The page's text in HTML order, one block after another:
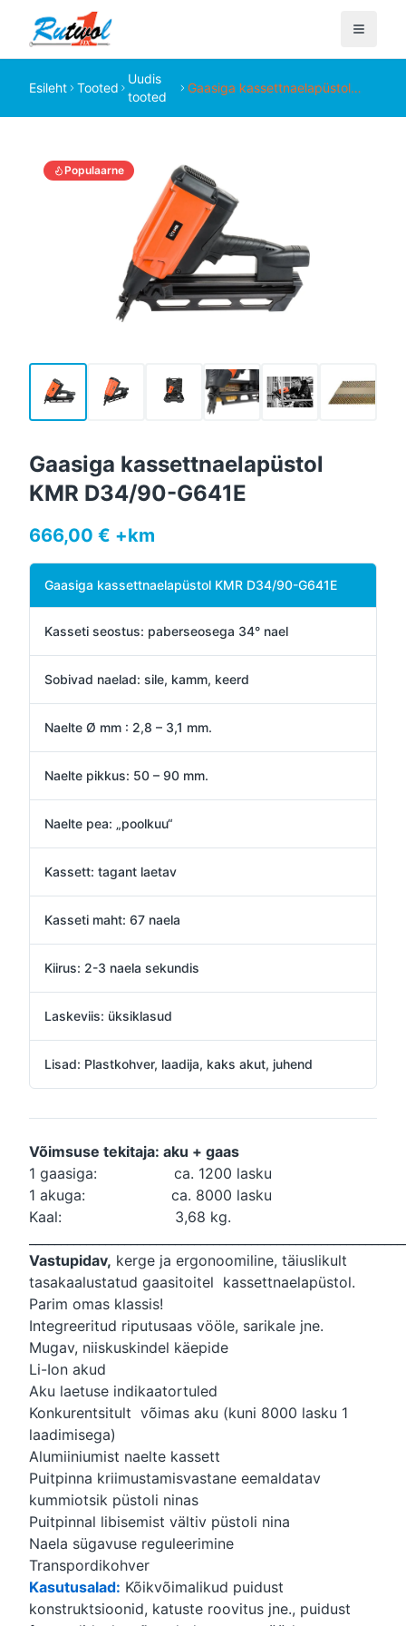
Esileht Tooted
Uudis
tooted
Gaasiga kassettnaelapüstol
Populaarne
Gaasiga kassettnaelapüstol
KMR D34/90-G641E
666,00 € +km
Gaasiga kassettnaelapüstol KMR D34/90-G641E
Kasseti seostus: paberseosega 34° nael
Sobivad naelad: sile, kamm, keerd
Naelte Ø mm : 2,8 – 3,1 mm.
Naelte pikkus: 50 – 90 mm.
Naelte pea: „poolkuu“
Kassett: tagant laetav
Kasseti maht: 67 naela
Kiirus: 2-3 naela sekundis
Laskeviis: üksiklasud
Lisad: Plastkohver, laadija, kaks akut, juhend
Võimsuse tekitaja: aku + gaas
1 gaasiga: ca. 1200 lasku
1 akuga: ca. 8000 lasku
Kaal: 3,68 kg.
Vastupidav, kerge ja ergonoomiline, täiuslikult
tasakaalustatud gaasitoitel kassettnaelapüstol.
Parim omas klassis!
Integreeritud riputusaas vööle, sarikale jne.
Mugav, niiskuskindel käepide
Li-Ion akud
Aku laetuse indikaatortuled
Konkurentsitult võimas aku (kuni 8000 lasku 1
laadimisega)
Alumiiniumist naelte kassett
Puitpinna kriimustamisvastane eemaldatav
kummiotsik püstoli ninas
Puitpinnal libisemist vältiv püstoli nina
Naela sügavuse reguleerimine
Transpordikohver
Kasutusalad: Kõikvõimalikud puidust
konstruktsioonid, katuste roovitus jne., puidust